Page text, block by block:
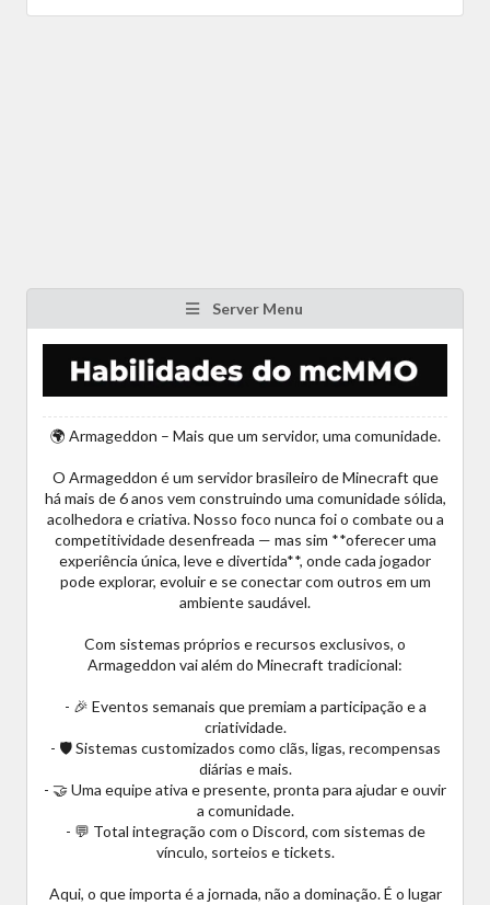
Server Menu
🌍 Armageddon – Mais que um servidor, uma comunidade.
O Armageddon é um servidor brasileiro de Minecraft que
há mais de 6 anos vem construindo uma comunidade sólida,
acolhedora e criativa. Nosso foco nunca foi o combate ou a
competitividade desenfreada — mas sim **oferecer uma
experiência única, leve e divertida**, onde cada jogador
pode explorar, evoluir e se conectar com outros em um
ambiente saudável.
Com sistemas próprios e recursos exclusivos, o
Armageddon vai além do Minecraft tradicional:
- 🎉 Eventos semanais que premiam a participação e a
criatividade.
- 🛡️ Sistemas customizados como clãs, ligas, recompensas
diárias e mais.
- 🤝 Uma equipe ativa e presente, pronta para ajudar e ouvir
a comunidade.
- 💬 Total integração com o Discord, com sistemas de
vínculo, sorteios e tickets.
Aqui, o que importa é a jornada, não a dominação. É o lugar